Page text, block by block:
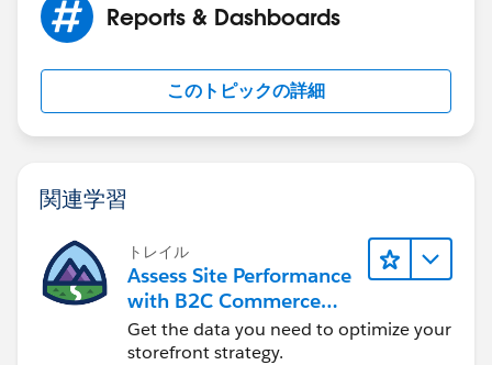
Reports & Dashboards
このトピックの詳細
関連学習
トレイル
Assess Site Performance
with B2C Commerce
Reports & Dashboards
Get the data you need to optimize your
storefront strategy.